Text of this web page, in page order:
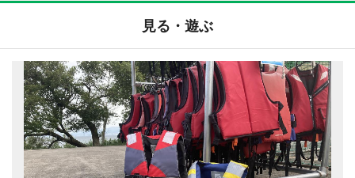
見る・遊ぶ